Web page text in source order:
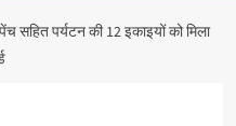
सहित पर्यटन की 12 इकाइयों को मिला